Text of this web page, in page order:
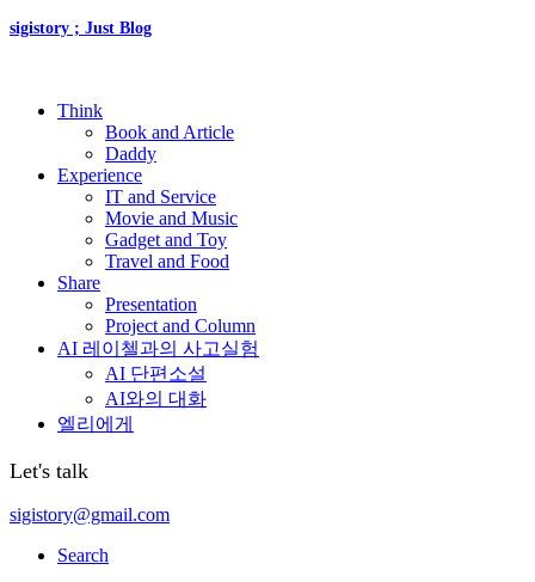
sigistory ; Just Blog
Think
Book and Article
Daddy
Experience
IT and Service
Movie and Music
Gadget and Toy
Travel and Food
Share
Presentation
Project and Column
AI 레이첼과의 사고실험
AI 단편소설
AI와의 대화
엘리에게
Let's talk
sigistory@gmail.com
Search